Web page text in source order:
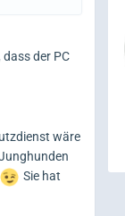
der PC
wäre
Sie hat